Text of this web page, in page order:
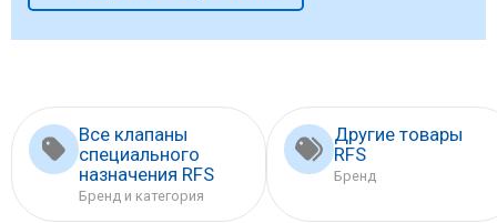
Все клапаны
специального
назначения RFS
Бренд и категория
Другие товары
RFS
Бренд